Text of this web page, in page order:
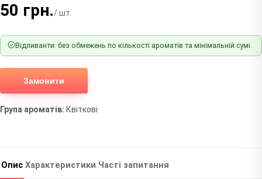
50 грн./ шт.
Відливанти: без обмежень по кількості ароматів та мінімальній сумі.
Замовити
Група ароматів: Квіткові
Опис Характеристики Часті запитання